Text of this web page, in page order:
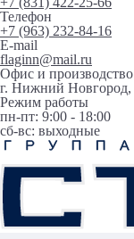
Телефон
+7 (963) 232-84-16
E-mail
flaginn@mail.ru
Офис и производство
г. Нижний Новгород,
Режим работы
пн-пт: 9:00 - 18:00
сб-вс: выходные